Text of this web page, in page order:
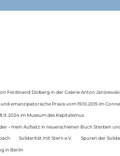
Ferdinand Dölberg in der Galerie Anton
emanzipatorische Praxis vom 19.10.2015 im
im Museum des Kapitalismus
– mein Aufsatz in neuerschienen Buch Sterben
Solidarität mit Stern e.V. Spuren der
in Berlin